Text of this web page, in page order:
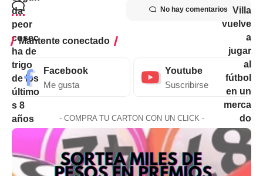
No hay comentarios
Mantente conectado
Facebook
Me gusta
Youtube
Suscribirse
- COMPRA TU CARTON CON UN CLICK -